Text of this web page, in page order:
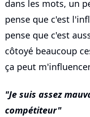
dans les mots, un
pense que c'est
pense que c'est
côtoyé beaucoup
ça peut
Je suis assez
compétiteur